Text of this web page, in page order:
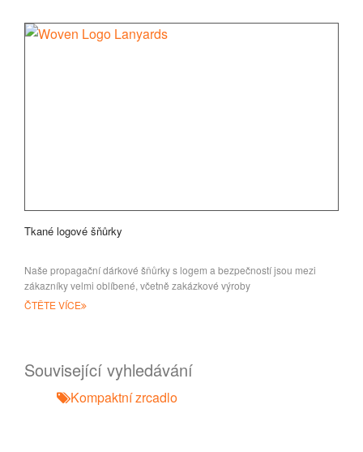
Tkané logové šňůrky
Naše propagační dárkové šňůrky s logem a bezpečností jsou mezi
zákazníky velmi oblíbené, včetně zakázkové výroby
ČTĚTE VÍCE
Související vyhledávání
Kompaktní zrcadlo